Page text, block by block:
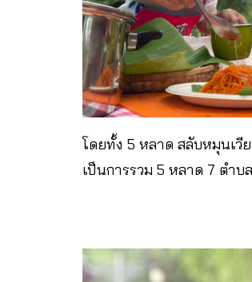
โดยทั้ง 5 หลาด สลับหมุนเวี
เป็นการรวม 5 หลาด 7 ตำบ